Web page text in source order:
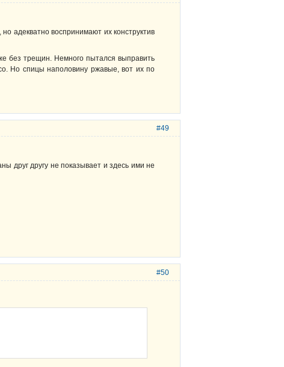
адекватно воспринимают их конструктив
без трещин. Немного пытался выправить
Но спицы наполовину ржавые, вот их по
#49
друг другу не показывает и здесь ими не
#50